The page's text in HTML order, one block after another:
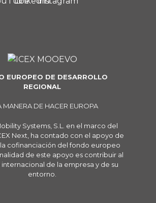
EUROPEO DE DESARROLLO
REGIONAL
MANERA DE HACER EUROPA
Systems, S.L. en el marco del
Next, ha contado con el apoyo de
la cofinanciación del fondo europeo
de este apoyo es contribuir al
de la empresa y de su
entorno.